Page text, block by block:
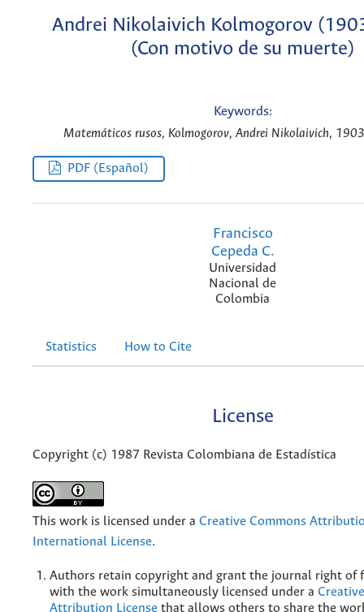
Andrei Nikolaivich Kolmogorov
(Con motivo de su muerte)
Keywords:
Matemáticos rusos, Kolmogorov, Andrei Nikolaivich,
PDF (Español)
Francisco
Cepeda C.
Universidad
Nacional de
Colombia
Statistics How to Cite
License
Copyright (c) 1987 Revista Colombiana de Estadística
This work is licensed under a Creative Commons
International License.
Authors retain copyright and grant the journal right of
with the work simultaneously licensed under a
Attribution License that allows others to share the